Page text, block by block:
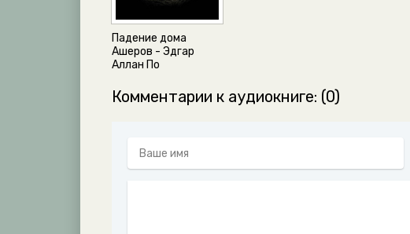
Падение дома
Ашеров - Эдгар
Аллан По
Комментарии к аудиокниге: (0)